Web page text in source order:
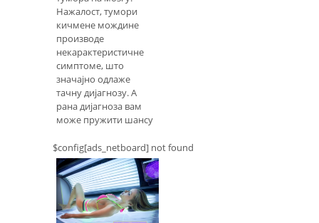
праћен
Нажалост, тумори
кичмене мождине
производе
некарактеристичне
симптоме, што
значајно одлаже
тачну дијагнозу. А
рана дијагноза вам
може пружити шансу
$config[ads_netboard] not found